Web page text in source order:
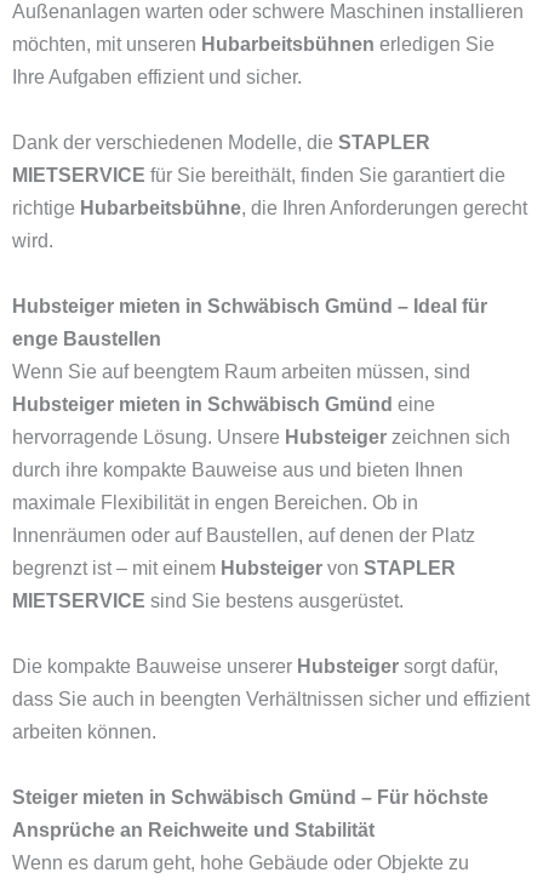
Außenanlagen warten oder schwere Maschinen installieren
möchten, mit unseren Hubarbeitsbühnen erledigen Sie
Ihre Aufgaben effizient und sicher.
Dank der verschiedenen Modelle, die STAPLER
MIETSERVICE für Sie bereithält, finden Sie garantiert die
richtige Hubarbeitsbühne, die Ihren Anforderungen gerecht
wird.
Hubsteiger mieten in Schwäbisch Gmünd – Ideal für
enge Baustellen
Wenn Sie auf beengtem Raum arbeiten müssen, sind
Hubsteiger mieten in Schwäbisch Gmünd eine
hervorragende Lösung. Unsere Hubsteiger zeichnen sich
durch ihre kompakte Bauweise aus und bieten Ihnen
maximale Flexibilität in engen Bereichen. Ob in
Innenräumen oder auf Baustellen, auf denen der Platz
begrenzt ist – mit einem Hubsteiger von STAPLER
MIETSERVICE sind Sie bestens ausgerüstet.
Die kompakte Bauweise unserer Hubsteiger sorgt dafür,
dass Sie auch in beengten Verhältnissen sicher und effizient
arbeiten können.
Steiger mieten in Schwäbisch Gmünd – Für höchste
Ansprüche an Reichweite und Stabilität
Wenn es darum geht, hohe Gebäude oder Objekte zu